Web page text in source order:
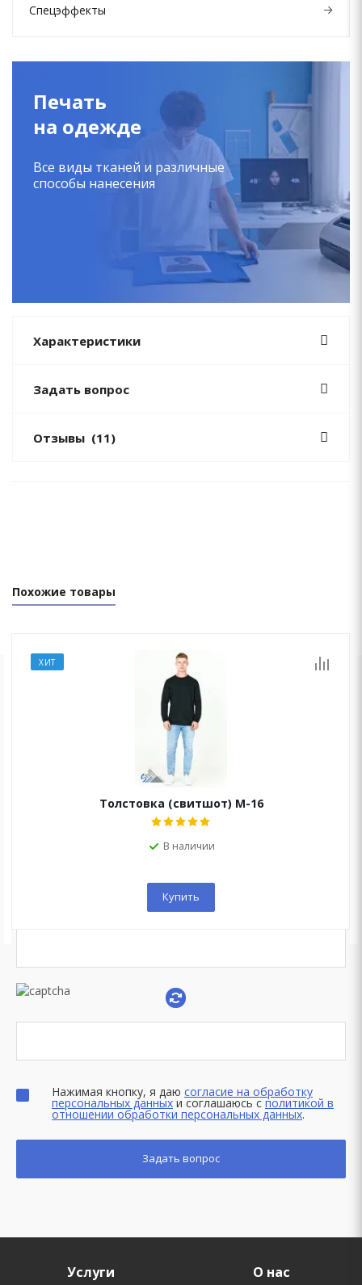
Спецэффекты
Печать
на одежде
Все виды тканей и различные
способы нанесения
Характеристики
Задать вопрос
Отзывы (11)
Похожие товары
ХИТ
Толстовка (свитшот) М-16
В наличии
Купить
ОСТАЛИСЬ ВОПРОСЫ?
Мы перезвоним Вам в течение 15 минут!
Нажимая кнопку, я даю согласие на обработку
персональных данных и соглашаюсь сполитикой в
отношении обработки персональных данных.
Услуги О нас